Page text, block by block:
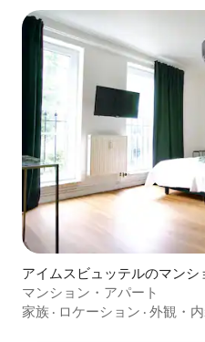
アイムスビュッテルのマンシ
マンション・アパート
家族 · ロケーション · 外観・